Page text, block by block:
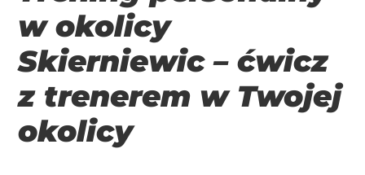
w okolicy
Skierniewic – ćwicz
z trenerem w Twojej
okolicy